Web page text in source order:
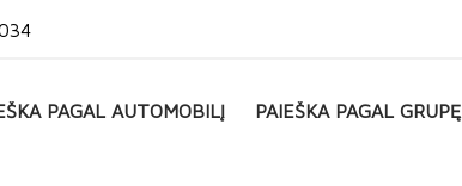
PAGAL AUTOMOBILĮ PAIEŠKA PAGAL GRUPĘ